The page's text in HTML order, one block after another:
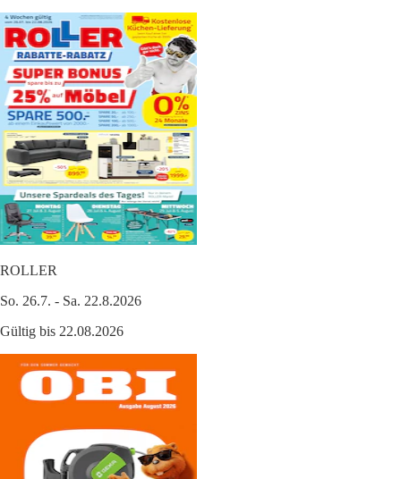
ROLLER
So. 26.7. - Sa. 22.8.2026
Gültig bis 22.08.2026